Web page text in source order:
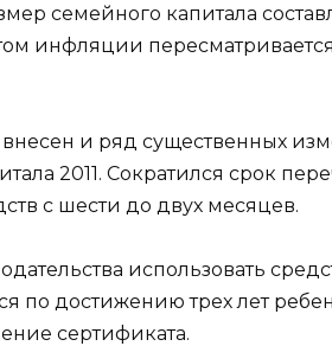
семейного капитала
инфляции
внесен и ряд существенных
2011. Сократился срок
с шести до двух месяцев.
использовать
по достижению трех лет
сертификата.